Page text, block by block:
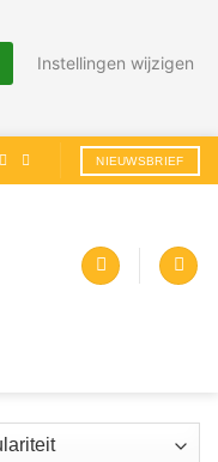
NIEUWSBRIEF
Instellingen wijzigen